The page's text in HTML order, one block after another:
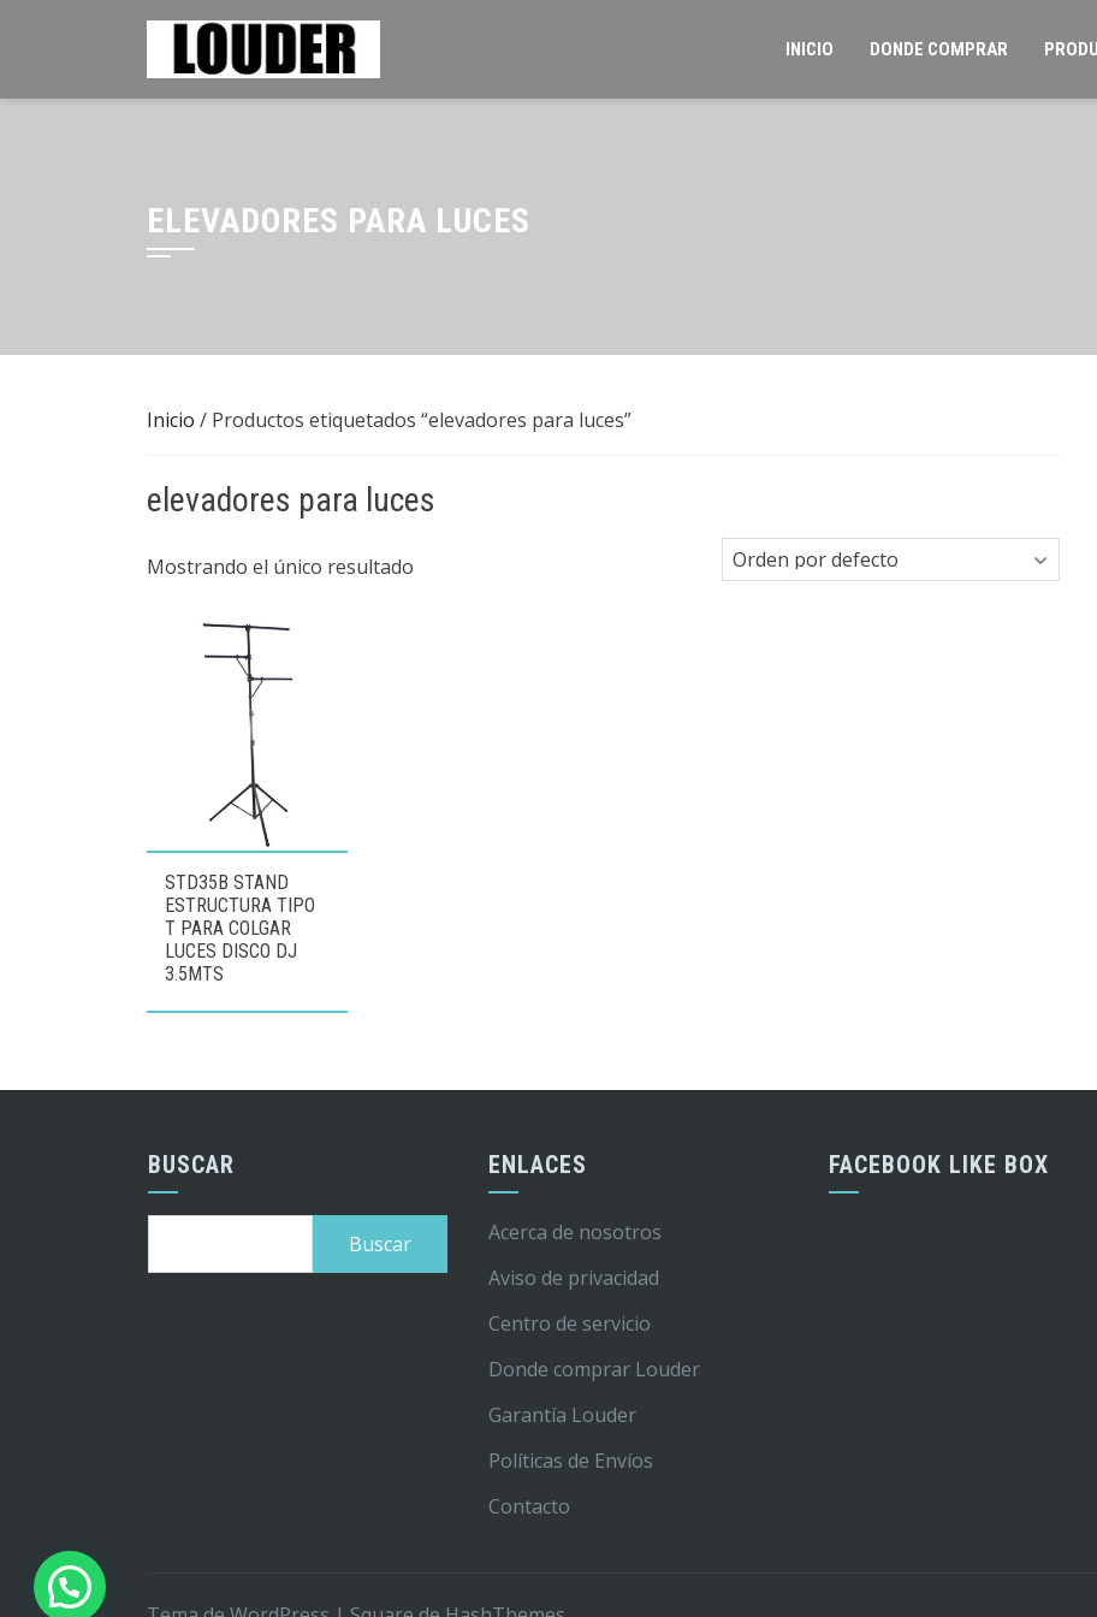
INICIO DONDE COMPRAR
ELEVADORES PARA LUCES
Inicio / Productos etiquetados “elevadores para luces”
elevadores para luces
Mostrando el único resultado
STD35B STAND
ESTRUCTURA TIPO
T PARA COLGAR
LUCES DISCO DJ
3.5MTS
BUSCAR ENLACES
Acerca de nosotros
Aviso de privacidad
Centro de servicio
Donde comprar Louder
Garantía Louder
Políticas de Envíos
Contacto
FACEBOOK LIKE BOX